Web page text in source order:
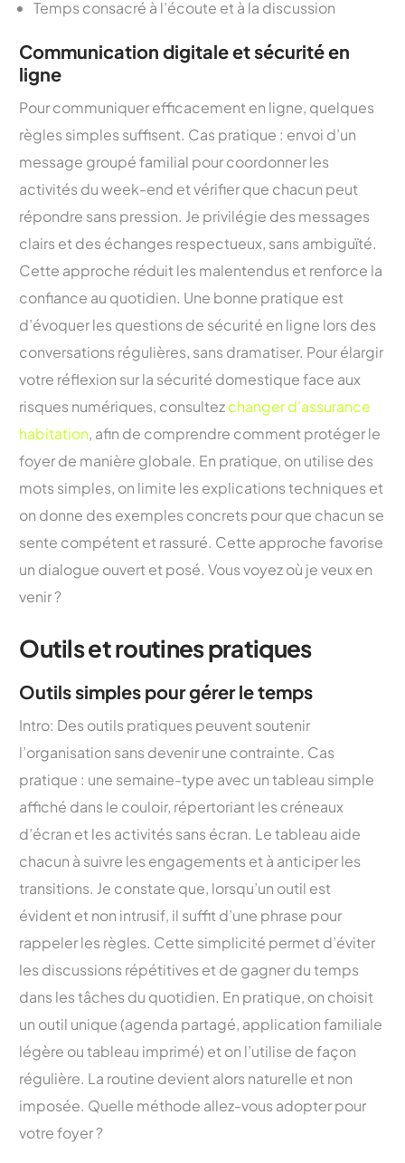
Temps consacré à l’écoute et à la discussion
Communication digitale et sécurité en
ligne
Pour communiquer efficacement en ligne, quelques
règles simples suffisent. Cas pratique : envoi d’un
message groupé familial pour coordonner les
activités du week-end et vérifier que chacun peut
répondre sans pression. Je privilégie des messages
clairs et des échanges respectueux, sans ambiguïté.
Cette approche réduit les malentendus et renforce la
confiance au quotidien. Une bonne pratique est
d’évoquer les questions de sécurité en ligne lors des
conversations régulières, sans dramatiser. Pour élargir
votre réflexion sur la sécurité domestique face aux
risques numériques, consultezchanger d’assurance
habitation, afin de comprendre comment protéger le
foyer de manière globale. En pratique, on utilise des
mots simples, on limite les explications techniques et
on donne des exemples concrets pour que chacun se
sente compétent et rassuré. Cette approche favorise
un dialogue ouvert et posé. Vous voyez où je veux en
venir ?
Outils et routines pratiques
Outils simples pour gérer le temps
Intro: Des outils pratiques peuvent soutenir
l’organisation sans devenir une contrainte. Cas
pratique : une semaine-type avec un tableau simple
affiché dans le couloir, répertoriant les créneaux
d’écran et les activités sans écran. Le tableau aide
chacun à suivre les engagements et à anticiper les
transitions. Je constate que, lorsqu’un outil est
évident et non intrusif, il suffit d’une phrase pour
rappeler les règles. Cette simplicité permet d’éviter
les discussions répétitives et de gagner du temps
dans les tâches du quotidien. En pratique, on choisit
un outil unique (agenda partagé, application familiale
légère ou tableau imprimé) et on l’utilise de façon
régulière. La routine devient alors naturelle et non
imposée. Quelle méthode allez-vous adopter pour
votre foyer ?